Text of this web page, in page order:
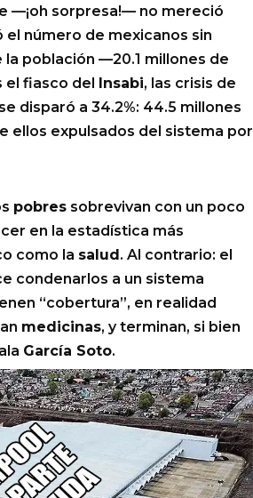
—¡oh sorpresa!— no mereció
el número de mexicanos sin
la población —20.1 millones de
el fiasco del Insabi, las crisis de
disparó a 34.2%: 44.5 millones
ellos expulsados del sistema por
pobres sobrevivan con un poco
en la estadística más
como la salud . Al contrario: el
condenarlos a un sistema
“cobertura”, en realidad
medicinas, y terminan, si bien
García Soto.